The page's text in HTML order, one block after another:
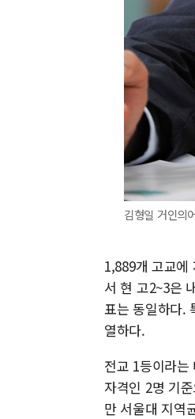
김형일 거인의
1,889개 고교에
서 현 고2~3은
표는 동일하다.
열하다.
전교 1등이라
자격인 2명 기
만 서울대 지역